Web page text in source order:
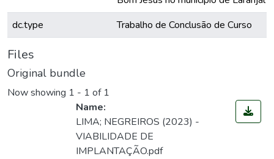
dc.type
Trabalho de Conclusão de Curso
Files
Original bundle
Now showing 1 - 1 of 1
Name:
LIMA; NEGREIROS (2023) -
VIABILIDADE DE
IMPLANTAÇÃO.pdf